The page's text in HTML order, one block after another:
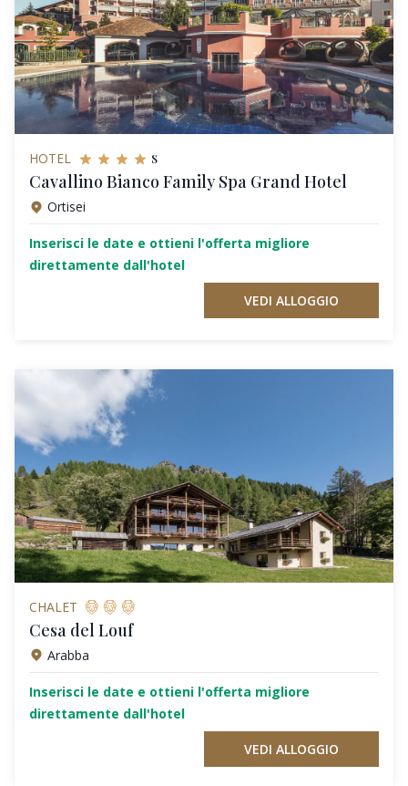
HOTEL s
Cavallino Bianco Family Spa Grand Hotel
Ortisei
Inserisci le date e ottieni l'offerta migliore
direttamente dall'hotel
VEDI ALLOGGIO
CHALET
Cesa del Louf
Arabba
Inserisci le date e ottieni l'offerta migliore
direttamente dall'hotel
VEDI ALLOGGIO